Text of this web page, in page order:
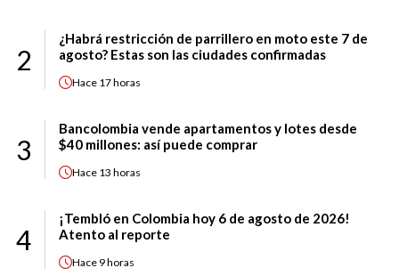
2
¿Habrá restricción de parrillero en moto este 7 de
agosto? Estas son las ciudades confirmadas
Hace 17 horas
3
Bancolombia vende apartamentos y lotes desde
$40 millones: así puede comprar
Hace 13 horas
4
¡Tembló en Colombia hoy 6 de agosto de 2026!
Atento al reporte
Hace 9 horas